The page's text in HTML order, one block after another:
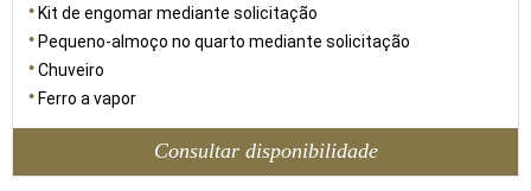
Kit de engomar mediante solicitação
Pequeno-almoço no quarto mediante solicitação
Chuveiro
Ferro a vapor
Consultar disponibilidade